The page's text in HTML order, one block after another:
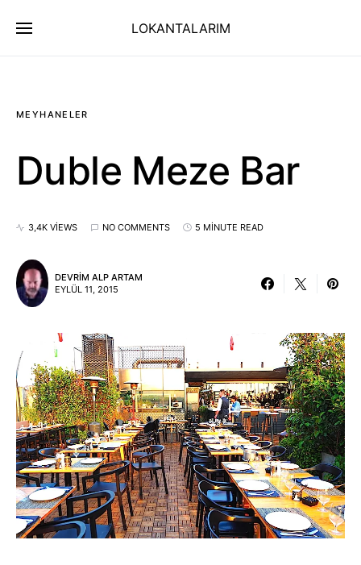
LOKANTALARIM
MEYHANELER
Duble Meze Bar
3,4K VIEWS NO COMMENTS 5 MINUTE READ
DEVRIM ALP ARTAM
EYLÜL 11, 2015